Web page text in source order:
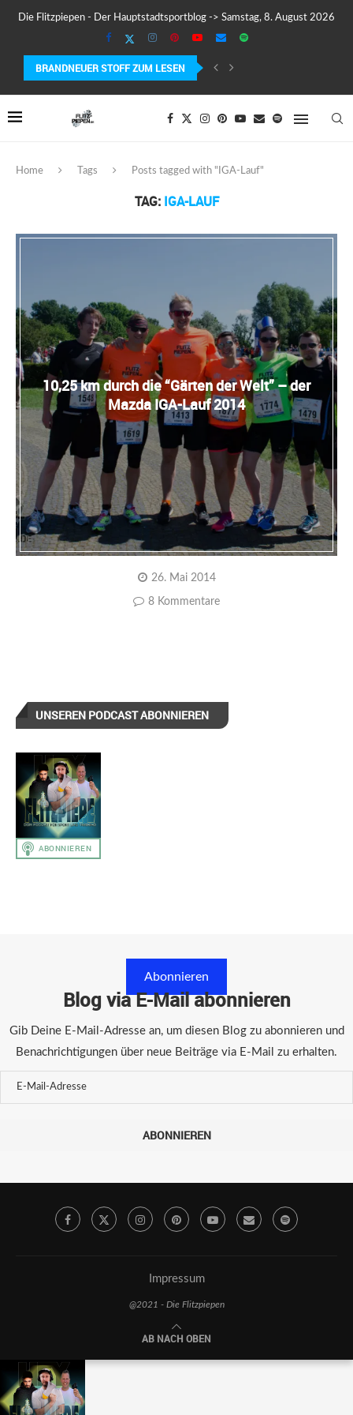
Die Flitzpiepen - Der Hauptstadtsportblog -> Samstag, 8. August 2026
BRANDNEUER STOFF ZUM LESEN
COROS PACE 4 IM TEST – LEICHT, SCHNELL...
Home Tags Posts tagged with "IGA-Lauf"
TAG: IGA-LAUF
10,25 km durch die “Gärten der Welt” – der
Mazda IGA-Lauf 2014
26. Mai 2014
8 Kommentare
UNSEREN PODCAST ABONNIEREN
Abonnieren
Blog via E-Mail abonnieren
Gib Deine E-Mail-Adresse an, um diesen Blog zu abonnieren und
Benachrichtigungen über neue Beiträge via E-Mail zu erhalten.
ABONNIEREN
Impressum
@2021 - Die Flitzpiepen
AB NACH OBEN